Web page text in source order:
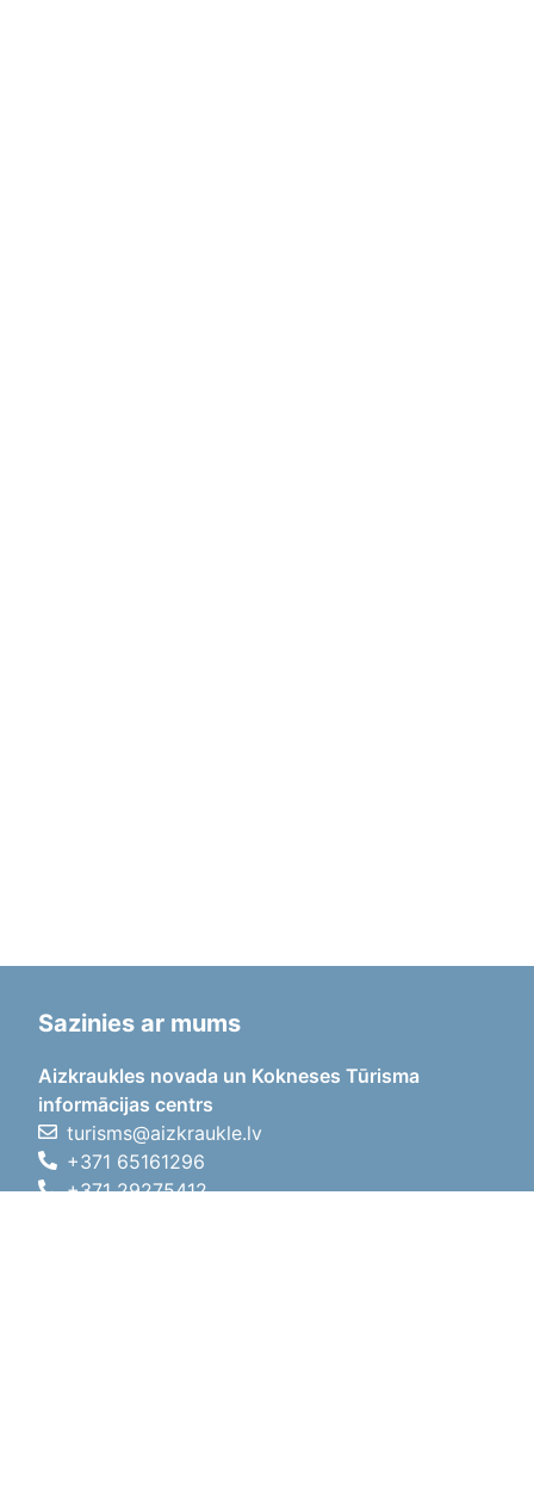
Sazinies ar mums
Aizkraukles novada un Kokneses Tūrisma
informācijas centrs
turisms@aizkraukle.lv
+371 65161296
+371 29275412